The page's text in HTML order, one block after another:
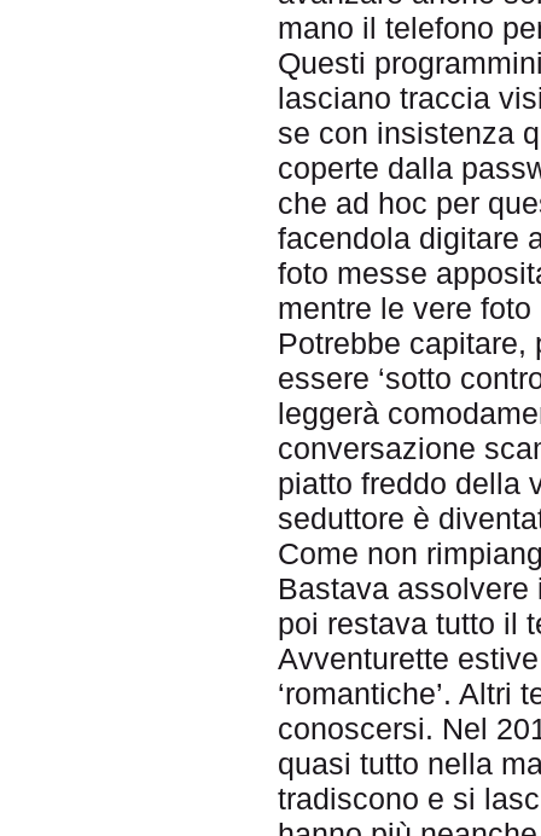
mano il telefono
Questi
lasciano traccia
se con insistenza
coperte dalla
che ad hoc per
facendola digitare
foto messe
mentre le vere
Potrebbe capitare,
essere ‘sotto
leggerà
conversazione
piatto freddo della
seduttore è
Come non
Bastava assolvere
poi restava tutto il
Avventurette
‘romantiche’. Altri
conoscersi. Nel
quasi tutto nella
tradiscono e si